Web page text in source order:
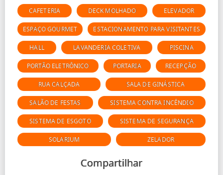
CAFETERIA DECK MOLHADO ELEVADOR
ESPAÇO GOURMET ESTACIONAMENTO PARA VISITANTES
HALL LAVANDERIA COLETIVA PISCINA
PORTÃO ELETRÔNICO PORTARIA RECEPÇÃO
RUA CALÇADA SALA DE GINÁSTICA
SALÃO DE FESTAS SISTEMA CONTRA INCÊNDIO
SISTEMA DE ESGOTO SISTEMA DE SEGURANÇA
SOLARIUM ZELADOR
Compartilhar